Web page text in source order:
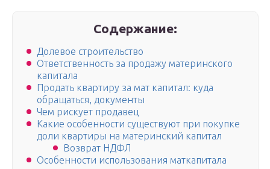
Содержание:
Долевое строительство
Ответственность за продажу материнского
капитала
Продать квартиру за мат капитал: куда
обращаться, документы
Чем рискует продавец
Какие особенности существуют при покупке
доли квартиры на материнский капитал
Возврат НДФЛ
Особенности использования маткапитала